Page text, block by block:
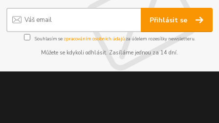
Přihlásit se
Souhlasím se zpracováním osobních údajůza účelem rozesílky newsletteru.
Můžete se kdykoli odhlásit. Zasíláme jednou za 14 dní.